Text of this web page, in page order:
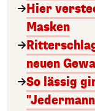
Hier
Masken
neuen
So lässig